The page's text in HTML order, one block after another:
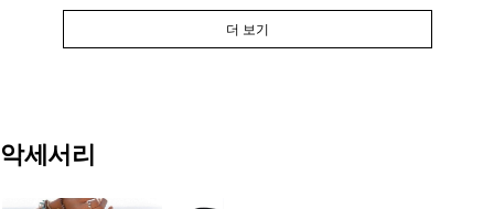
더 보기
악세서리